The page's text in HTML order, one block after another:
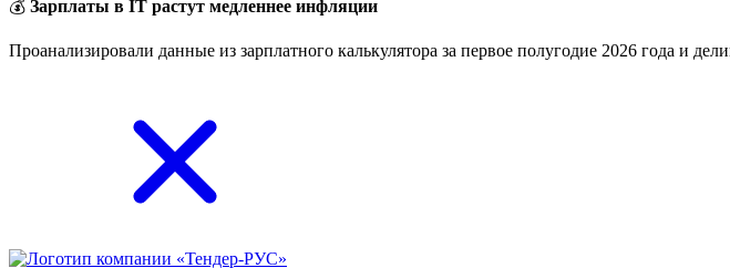
💰 Зарплаты в IT растут медленнее инфляции
Проанализировали данные из зарплатного калькулятора за первое полугодие 2026 года и